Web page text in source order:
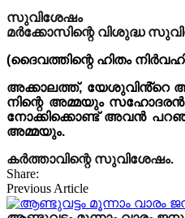
സുവിശേഷം
മർക്കോസിന്റെ വിശുദ്ധ
(ദൈവത്തിന്റെ ഹിതം
അക്കാലത്ത്, യേശുവിൻ്റെ
നിന്റെ അമ്മയും
നോക്കിക്കൊണ്ട് അവൻ
അമ്മയും.
കർത്താവിന്റെ സുവിശേഷം.
Share:
Previous Article